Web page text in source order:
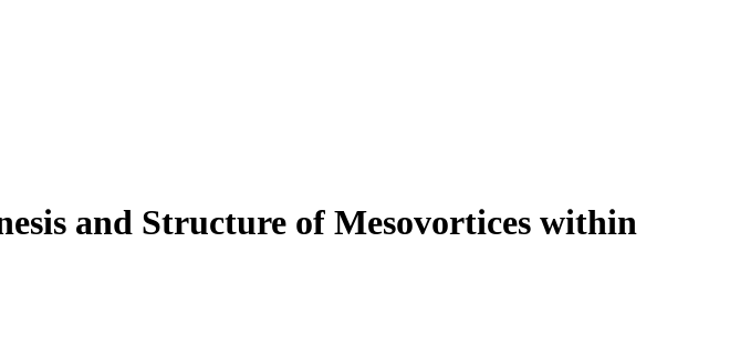
and Structure of Mesovortices within